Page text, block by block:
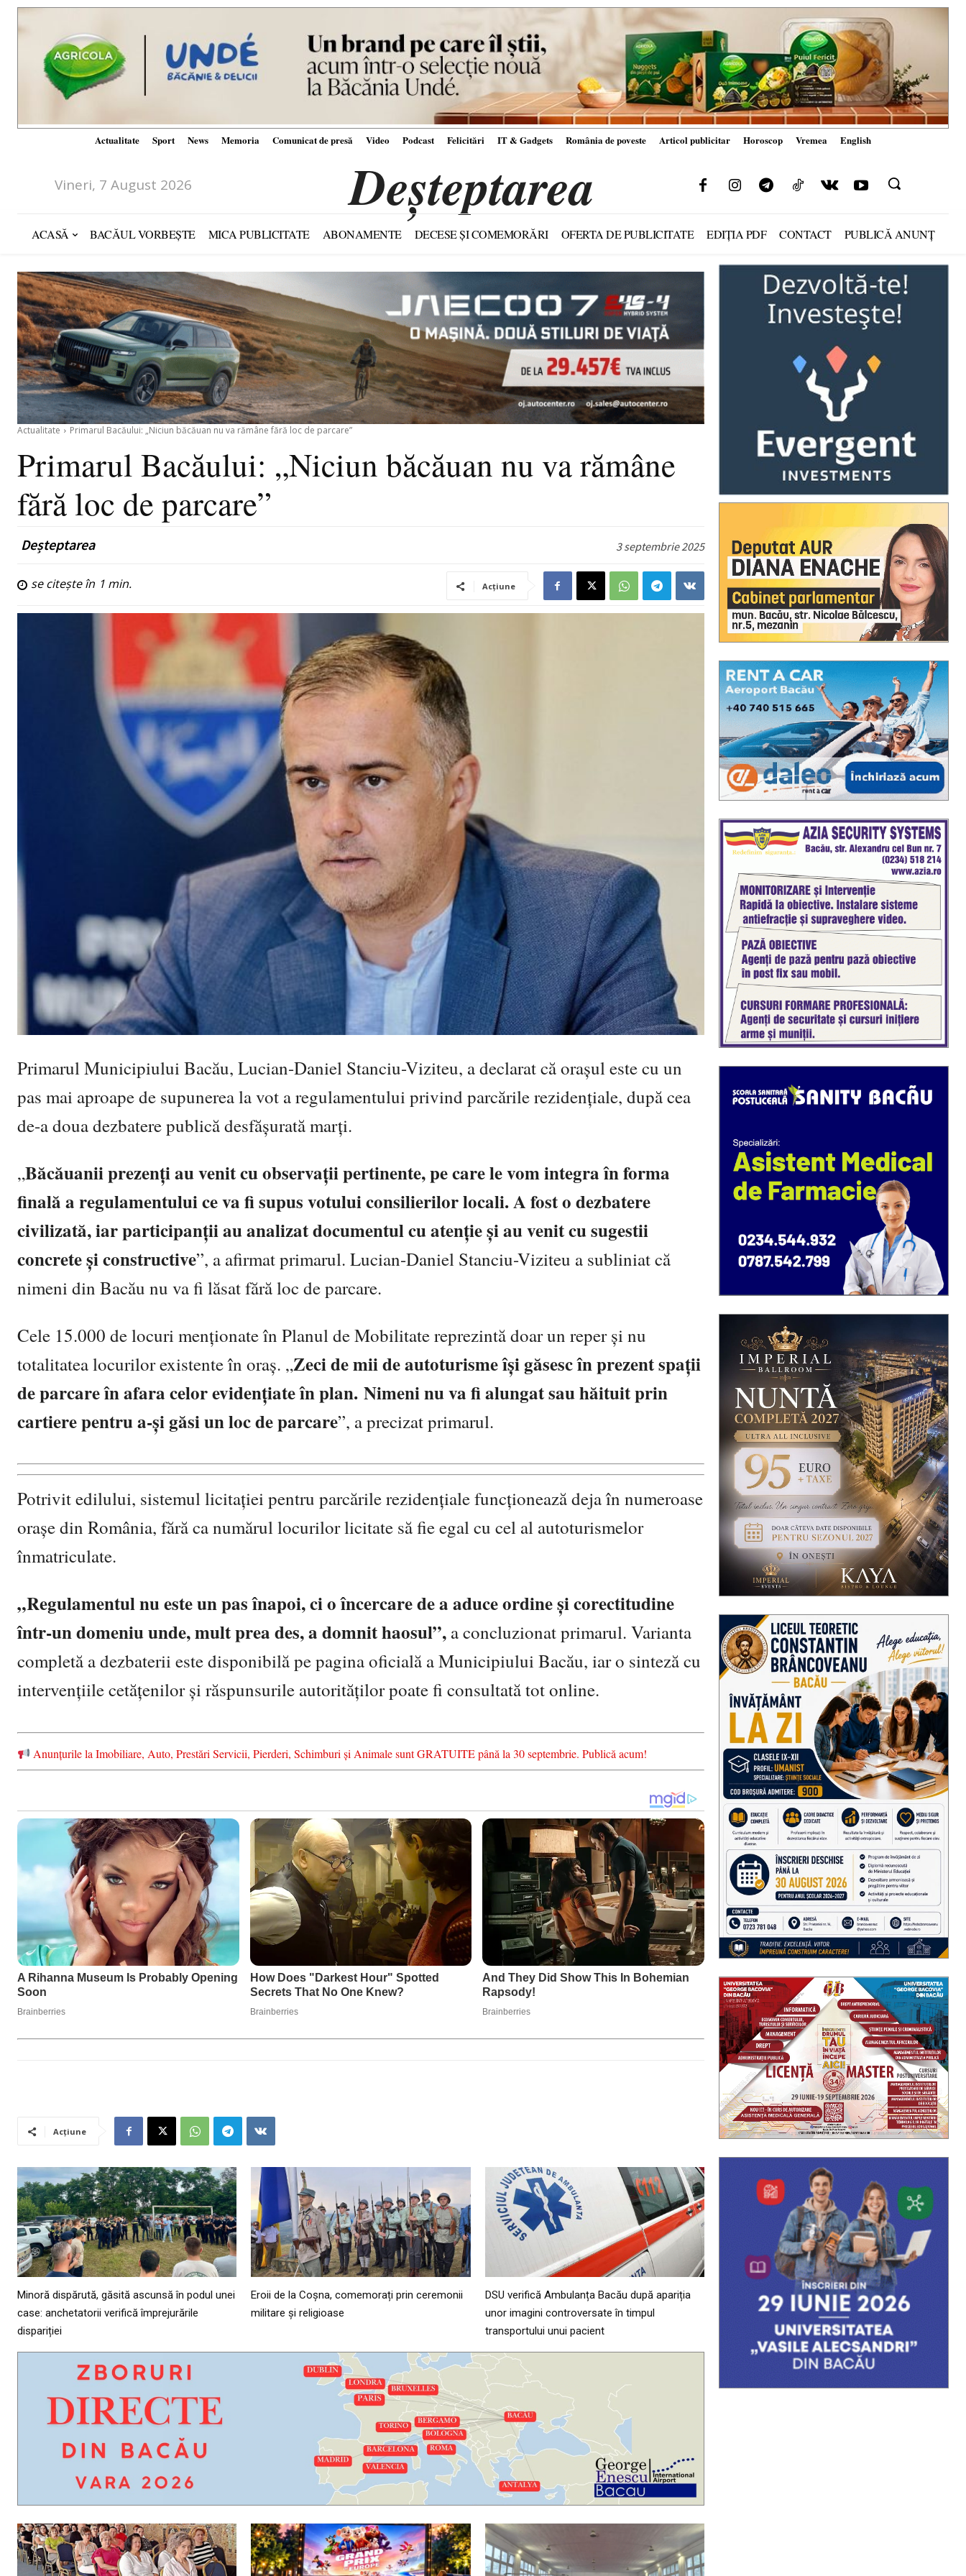
Actualitate Sport News Memoria Comunicat de presă Video Podcast Felicitări IT & Gadgets România de poveste Articol publicitar Horoscop Vremea English
Vineri, 7 August 2026 Deșteptarea
ACASĂ BACĂUL VORBEȘTE MICA PUBLICITATE ABONAMENTE DECESE ȘI COMEMORĂRI OFERTA DE PUBLICITATE EDIȚIA PDF CONTACT PUBLICĂ ANUNȚ
Actualitate Primarul Bacăului: „Niciun băcăuan nu va rămâne fără loc de parcare”
Primarul Bacăului: „Niciun băcăuan nu va rămâne
fără loc de parcare”
Deșteptarea 3 septembrie 2025
se citește în 1 min. Acțiune
Primarul Municipiului Bacău, Lucian-Daniel Stanciu-Viziteu, a declarat că orașul este cu un
pas mai aproape de supunerea la vot a regulamentului privind parcările rezidențiale, după cea
de-a doua dezbatere publică desfășurată marți.
„Băcăuanii prezenți au venit cu observații pertinente, pe care le vom integra în forma
finală a regulamentului ce va fi supus votului consilierilor locali. A fost o dezbatere
civilizată, iar participanții au analizat documentul cu atenție și au venit cu sugestii
concrete și constructive”, a afirmat primarul. Lucian-Daniel Stanciu-Viziteu a subliniat că
nimeni din Bacău nu va fi lăsat fără loc de parcare.
Cele 15.000 de locuri menționate în Planul de Mobilitate reprezintă doar un reper și nu
totalitatea locurilor existente în oraș. „Zeci de mii de autoturisme își găsesc în prezent spații
de parcare în afara celor evidențiate în plan. Nimeni nu va fi alungat sau hăituit prin
cartiere pentru a-și găsi un loc de parcare”, a precizat primarul.
Potrivit edilului, sistemul licitației pentru parcările rezidențiale funcționează deja în numeroase
orașe din România, fără ca numărul locurilor licitate să fie egal cu cel al autoturismelor
înmatriculate.
„Regulamentul nu este un pas înapoi, ci o încercare de a aduce ordine și corectitudine
într-un domeniu unde, mult prea des, a domnit haosul”, a concluzionat primarul. Varianta
completă a dezbaterii este disponibilă pe pagina oficială a Municipiului Bacău, iar o sinteză cu
intervențiile cetățenilor și răspunsurile autorităților poate fi consultată tot online.
Anunțurile la Imobiliare, Auto, Prestări Servicii, Pierderi, Schimburi și Animale sunt GRATUITE până la 30 septembrie. Publică acum!
Acțiune
Minoră dispărută, găsită ascunsă în podul unei
case: anchetatorii verifică împrejurările
dispariției
Eroii de la Coșna, comemorați prin ceremonii
militare și religioase
DSU verifică Ambulanța Bacău după apariția
unor imagini controversate în timpul
transportului unui pacient